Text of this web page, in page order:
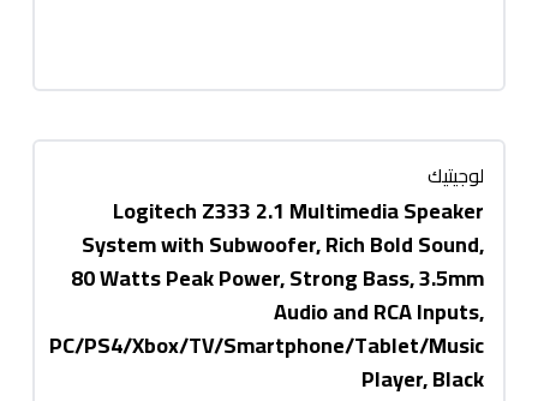
لوجيتيك
Logitech Z333 2.1 Multimedia Speaker
System with Subwoofer, Rich Bold Sound,
80 Watts Peak Power, Strong Bass, 3.5mm
Audio and RCA Inputs,
PC/PS4/Xbox/TV/Smartphone/Tablet/Music
Player, Black